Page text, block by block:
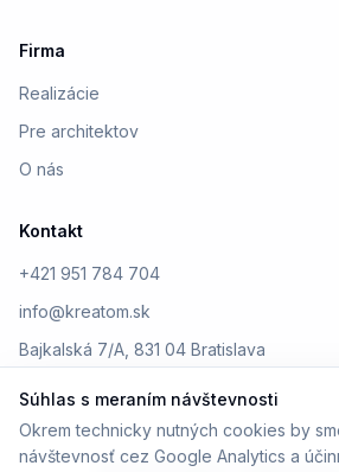
Firma
Realizácie
Pre architektov
O nás
Kontakt
+421 951 784 704
info@kreatom.sk
Bajkalská 7/A, 831 04 Bratislava
Súhlas s meraním návštevnosti
Okrem technicky nutných cookies by
návštevnosť cez Google Analytics a